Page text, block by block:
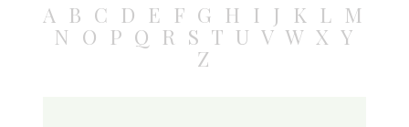
A B C D E F G H I J K L M
N O P Q R S T U V W X Y
Z